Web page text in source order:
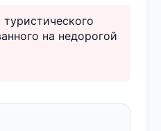
на недорогой